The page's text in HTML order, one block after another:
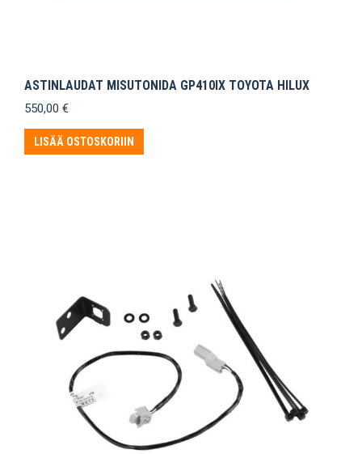
ASTINLAUDAT MISUTONIDA GP410IX TOYOTA HILUX
550,00 €
LISÄÄ OSTOSKORIIN